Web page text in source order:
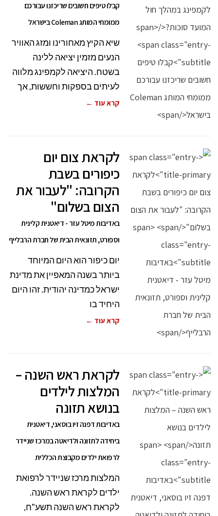
קבלו טיפים חשובים שריכזנו עבורכם
ממומחי המותג Coleman בישראל
שיא הקיץ מאחורינו ומזג האוויר
הנעים מזמין יציאה ללינה
בשטח. היציאה לקמפינג מלווה
לעיתים בספקות וחששות, אך
קרא עוד ←
לקראת צום יום
כיפורים בשבת
הקרובה: "לעבור את
הצום בשלום"
באדיבות מיטל עזר - דיאטנית קלינית
וספורט, תזונאית הבית של חברת הרבלייף
יום כיפור הוא היום המיוחד
ביותר בשנה המאפיין את מדינת
ישראל כמדינה יהודית. זהו היום
היחיד בו
קרא עוד ←
לקראת ראש השנה –
המלצות לילדים
בנושא תזונה
באדיבות דפנה זיו בוסאני, דיאטנית
ביחידה לתזונה ולדיאטה במרכז שניידר
לרפואת ילדים מקבוצת הכללית
המלצות מרכז שניידר לרפואת
ילדים לקראת ראש השנה.
לקראת ראש השנה תשע"ח,